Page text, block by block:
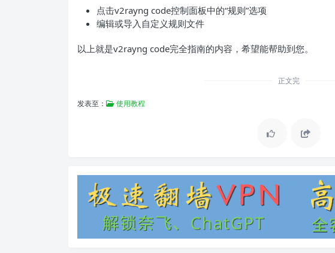
点击v2rayng code控制面板中的“规则”选项
编辑或导入自定义规则文件
以上就是v2rayng code完全指南的内容，希望能帮助到您。
正文完
发表至： 使用教程